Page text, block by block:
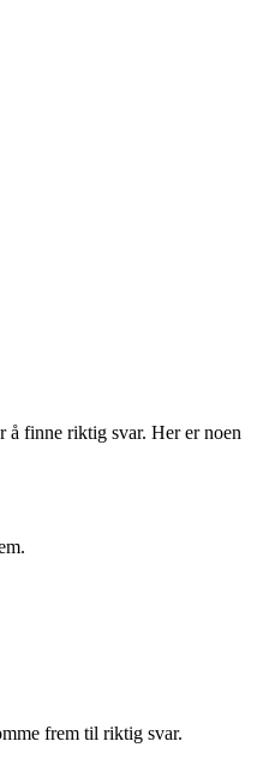
å finne riktig svar. Her er noen
frem til riktig svar.